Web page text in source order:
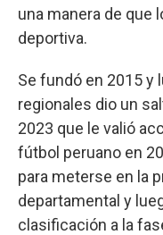
una manera de que
deportiva.
Se fundó en 2015 y
regionales dio un
2023 que le valió
fútbol peruano en
para meterse en la
departamental y
clasificación a la